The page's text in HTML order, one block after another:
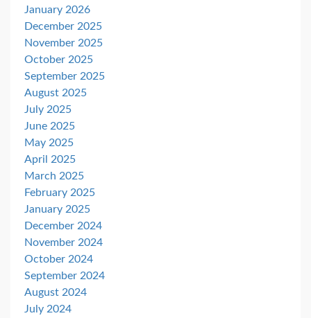
January 2026
December 2025
November 2025
October 2025
September 2025
August 2025
July 2025
June 2025
May 2025
April 2025
March 2025
February 2025
January 2025
December 2024
November 2024
October 2024
September 2024
August 2024
July 2024